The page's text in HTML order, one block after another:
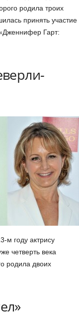
родила троих
принять участие
Гарт:
м году актрису
четверть века
родила двоих